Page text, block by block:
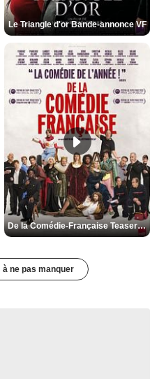
Le Triangle d'or Bande-annonce VF
De la Comédie-Française Teaser VF
ne pas manquer